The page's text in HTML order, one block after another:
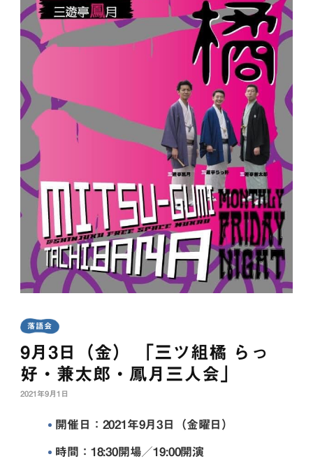
落語会
9月3日（金） 「三ツ組橘 らっ
好・兼太郎・鳳月三人会」
2021年9月1日
開催日：2021年9月3日（金曜日）
時間：18:30開場／19:00開演